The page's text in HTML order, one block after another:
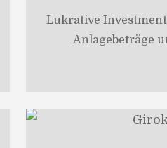
Lukrative
Anlagebeträge